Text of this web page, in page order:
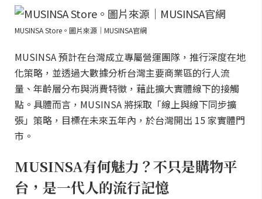
MUSINSA Store。圖片來源｜MUSINSA官網
MUSINSA 預計在台灣成立專屬營運團隊，推行深度在地
化策略，並透過大數據分析台灣主要商業區的行人流
量、年齡層分布與消費特徵，藉此擴大實體線下的接觸
點。具體而言，MUSINSA 將採取「線上與線下同步擴
張」策略，目標在未來五年內，於台灣開出 15 家實體門
市。
MUSINSA有何魅力？不只是購物平
台，是一代人的流行記憶